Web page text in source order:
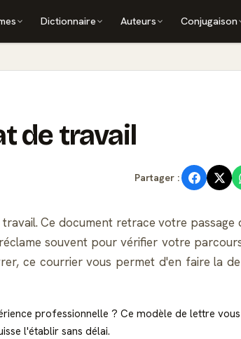
Dictionnaire Auteurs Conjugaison
de travail
Partager :
Ce document retrace votre passage
souvent pour vérifier votre
ce courrier vous permet d'en faire la
professionnelle ? Ce modèle de lettre
l'établir sans délai.